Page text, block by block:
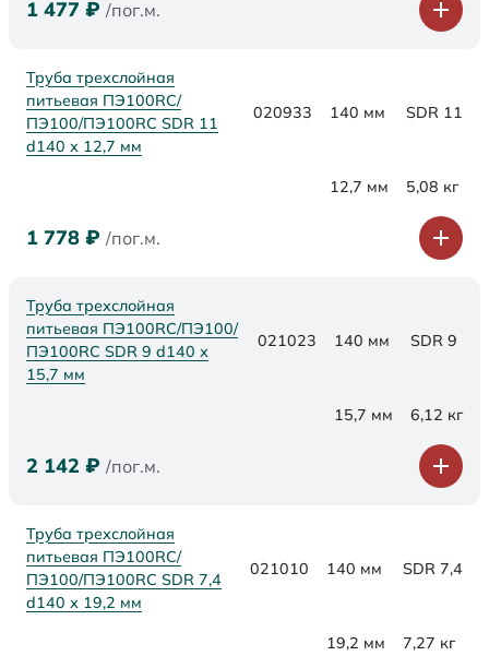
1 477 ₽ /пог.м.
Труба трехслойная
питьевая ПЭ100RC/
ПЭ100/ПЭ100RC SDR 11
d140 х 12,7 мм
020933 140 мм SDR 11
12,7 мм 5,08 кг
1 778 ₽ /пог.м.
Труба трехслойная
питьевая ПЭ100RC/ПЭ100/
ПЭ100RC SDR 9 d140 х
15,7 мм
021023 140 мм SDR 9
15,7 мм 6,12 кг
2 142 ₽ /пог.м.
Труба трехслойная
питьевая ПЭ100RC/
ПЭ100/ПЭ100RC SDR 7,4
d140 х 19,2 мм
021010 140 мм SDR 7,4
19,2 мм 7,27 кг